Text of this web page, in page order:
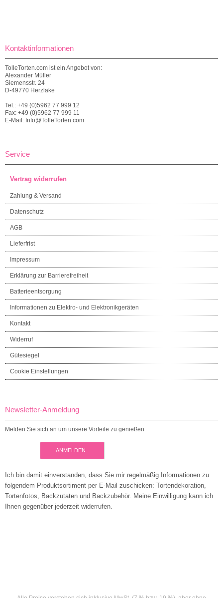
Kontaktinformationen
TolleTorten.com ist ein Angebot von:
Alexander Müller
Siemensstr. 24
D-49770 Herzlake
Tel.: +49 (0)5962 77 999 12
Fax: +49 (0)5962 77 999 11
E-Mail: Info@TolleTorten.com
Service
Vertrag widerrufen
Zahlung & Versand
Datenschutz
AGB
Lieferfrist
Impressum
Erklärung zur Barrierefreiheit
Batterieentsorgung
Informationen zu Elektro- und Elektronikgeräten
Kontakt
Widerruf
Gütesiegel
Cookie Einstellungen
Newsletter-Anmeldung
Melden Sie sich an um unsere Vorteile zu genießen
ANMELDEN
Ich bin damit einverstanden, dass Sie mir regelmäßig Informationen zu
folgendem Produktsortiment per E-Mail zuschicken: Tortendekoration,
Tortenfotos, Backzutaten und Backzubehör. Meine Einwilligung kann ich
Ihnen gegenüber jederzeit widerrufen.